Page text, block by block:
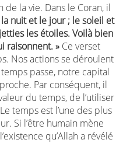
la vie. Dans le Coran, il
nuit et le jour ; le soleil et
les étoiles. Voilà bien
raisonnent. » Ce verset
Nos actions se déroulent
passe, notre capital
Par conséquent, il
du temps, de l’utiliser
temps est l’une des plus
Si l’être humain mène
qu’Allah a révélé